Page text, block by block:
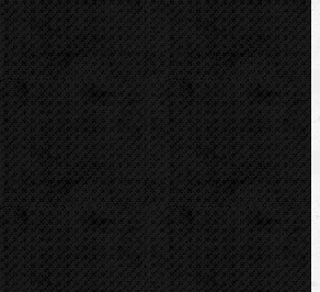
segmenty REMS
Komentáře